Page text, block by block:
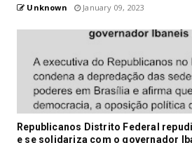
Unknown January 09, 2023
Republicanos Distrito Federal
e se solidariza com o governador